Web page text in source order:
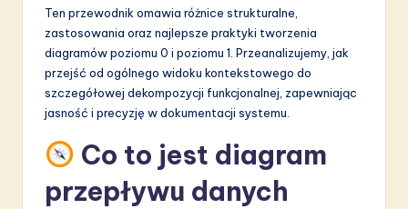
Ten przewodnik omawia różnice strukturalne,
zastosowania oraz najlepsze praktyki tworzenia
diagramów poziomu 0 i poziomu 1. Przeanalizujemy, jak
przejść od ogólnego widoku kontekstowego do
szczegółowej dekompozycji funkcjonalnej, zapewniając
jasność i precyzję w dokumentacji systemu.
Co to jest diagram
przepływu danych